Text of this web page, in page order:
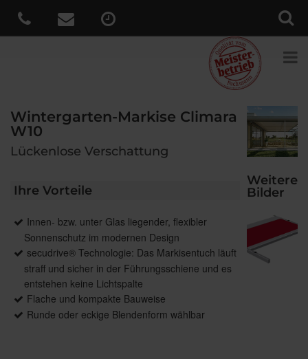
Wintergarten-Markise Climara
W10
Lückenlose Verschattung
Ihre Vorteile
Innen- bzw. unter Glas liegender, flexibler
Sonnenschutz im modernen Design
secudrive® Technologie: Das Markisentuch läuft
straff und sicher in der Führungsschiene und es
entstehen keine Lichtspalte
Flache und kompakte Bauweise
Runde oder eckige Blendenform wählbar
Weitere
Bilder